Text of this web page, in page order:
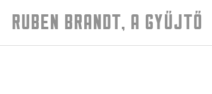
RUBEN BRANDT, A GYŰJTŐ